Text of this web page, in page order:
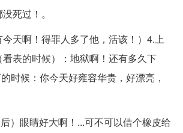
死过！。
天啊！得罪人多了他，活该！）4.上
表的时候）：地狱啊！还有多久下
时候：你今天好雍容华贵，好漂亮，
后）眼睛好大啊！...可不可以借个橡皮给